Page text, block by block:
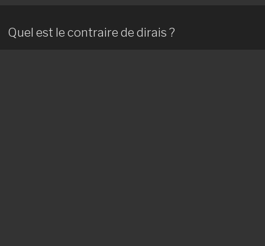
Quel est le contraire de dirais ?